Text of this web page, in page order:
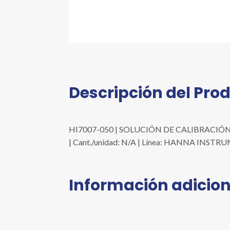
Descripción del
HI7007-050 | SOLUCIÓN DE
| Cant./unidad: N/A | Línea: HANNA
Información